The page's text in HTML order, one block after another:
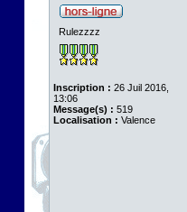
Rulezzzz
Inscription : 26 Juil 2016,
13:06
Message(s) : 519
Localisation : Valence